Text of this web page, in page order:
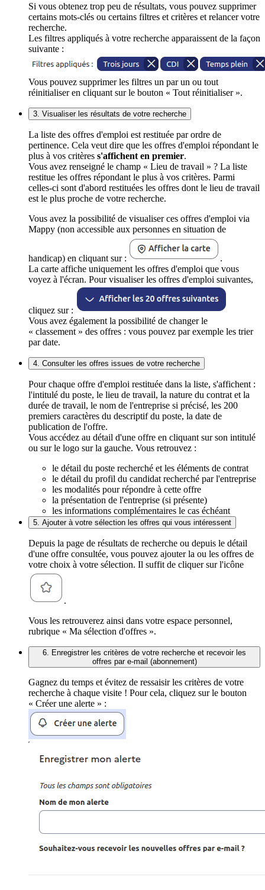
Si vous obtenez trop peu de résultats, vous pouvez supprimer
certains mots-clés ou certains filtres et critères et relancer votre
recherche.
Les filtres appliqués à votre recherche apparaissent de la façon
suivante :
Vous pouvez supprimer les filtres un par un ou tout
réinitialiser en cliquant sur le bouton « Tout réinitialiser ».
3. Visualiser les résultats de votre recherche
La liste des offres d'emploi est restituée par ordre de
pertinence. Cela veut dire que les offres d'emploi répondant le
plus à vos critères s'affichent en premier.
Vous avez renseigné le champ « Lieu de travail » ? La liste
restitue les offres répondant le plus à vos critères. Parmi
celles-ci sont d'abord restituées les offres dont le lieu de travail
est le plus proche de votre recherche.
Vous avez la possibilité de visualiser ces offres d'emploi via
Mappy (non accessible aux personnes en situation de
handicap) en cliquant sur :
.
La carte affiche uniquement les offres d'emploi que vous
voyez à l'écran. Pour visualiser les offres d'emploi suivantes,
cliquez sur :
Vous avez également la possibilité de changer le
« classement » des offres : vous pouvez par exemple les trier
par date.
4. Consulter les offres issues de votre recherche
Pour chaque offre d'emploi restituée dans la liste, s'affichent :
l'intitulé du poste, le lieu de travail, la nature du contrat et la
durée de travail, le nom de l'entreprise si précisé, les 200
premiers caractères du descriptif du poste, la date de
publication de l'offre.
Vous accédez au détail d'une offre en cliquant sur son intitulé
ou sur le logo sur la gauche. Vous retrouvez :
le détail du poste recherché et les éléments de contrat
le détail du profil du candidat recherché par l'entreprise
les modalités pour répondre à cette offre
la présentation de l'entreprise (si présente)
les informations complémentaires le cas échéant
5. Ajouter à votre sélection les offres qui vous intéressent
Depuis la page de résultats de recherche ou depuis le détail
d'une offre consultée, vous pouvez ajouter la ou les offres de
votre choix à votre sélection. Il suffit de cliquer sur l'icône
.
Vous les retrouverez ainsi dans votre espace personnel,
rubrique « Ma sélection d'offres ».
6. Enregistrer les critères de votre recherche et recevoir les
offres par e-mail (abonnement)
Gagnez du temps et évitez de ressaisir les critères de votre
recherche à chaque visite ! Pour cela, cliquez sur le bouton
« Créer une alerte » :